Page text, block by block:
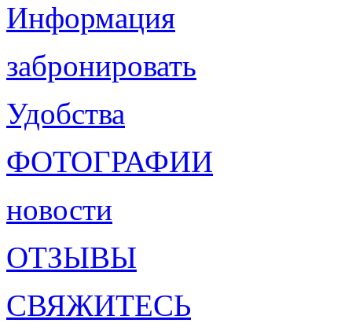
Информация
забронировать
Удобства
ФОТОГРАФИИ
новости
ОТЗЫВЫ
СВЯЖИТЕСЬ